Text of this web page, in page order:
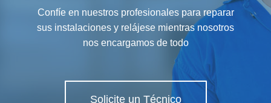
Confíe en nuestros profesionales para reparar
sus instalaciones y relájese mientras nosotros
nos encargamos de todo
Solicite un Técnico